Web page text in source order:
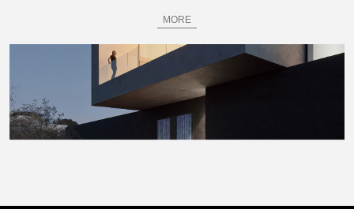
MORE